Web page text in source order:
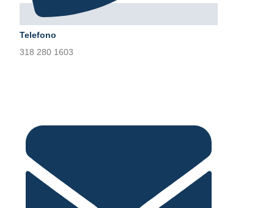
Telefono
318 280 1603